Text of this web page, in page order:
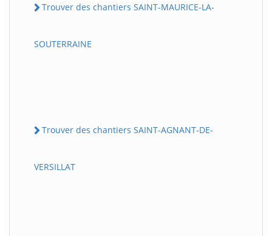
Trouver des chantiers SAINT-MAURICE-LA-
SOUTERRAINE
Trouver des chantiers SAINT-AGNANT-DE-
VERSILLAT